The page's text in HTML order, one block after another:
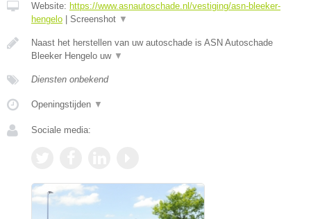
Website: https://www.asnautoschade.nl/vestiging/asn-bleeker-
hengelo
Screenshot ▼
Naast het herstellen van uw autoschade is ASN Autoschade
Bleeker Hengelo uw ▼
Diensten onbekend
Openingstijden ▼
Sociale media: